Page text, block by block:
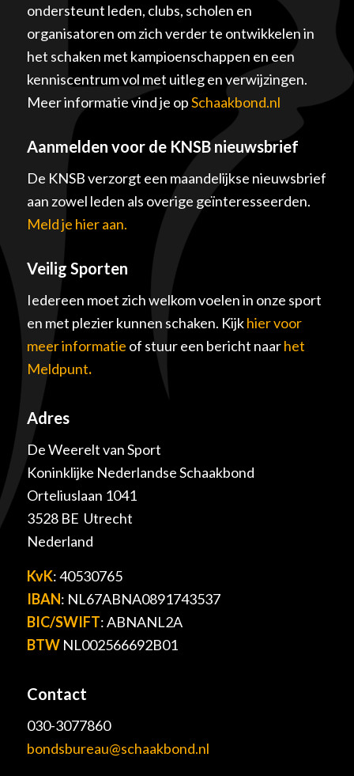
ondersteunt leden, clubs, scholen en
organisatoren om zich verder te ontwikkelen in
het schaken met kampioenschappen en een
kenniscentrum vol met uitleg en verwijzingen.
Meer informatie vind je opSchaakbond.nl
Aanmelden voor de KNSB nieuwsbrief
De KNSB verzorgt een maandelijkse nieuwsbrief
aan zowel leden als overige geïnteresseerden.
Meld je hier aan.
Veilig Sporten
Iedereen moet zich welkom voelen in onze sport
en met plezier kunnen schaken. Kijkhier voor
meer informatie of stuur een bericht naarhet
Meldpunt.
Adres
De Weerelt van Sport
Koninklijke Nederlandse Schaakbond
Orteliuslaan 1041
3528 BE Utrecht
Nederland
KvK: 40530765
IBAN: NL67ABNA0891743537
BIC/SWIFT: ABNANL2A
BTWNL002566692B01
Contact
030-3077860
bondsbureau@schaakbond.nl